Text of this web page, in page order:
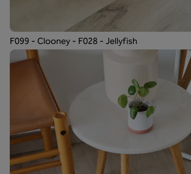
F099 - Clooney - F028 - Jellyfish